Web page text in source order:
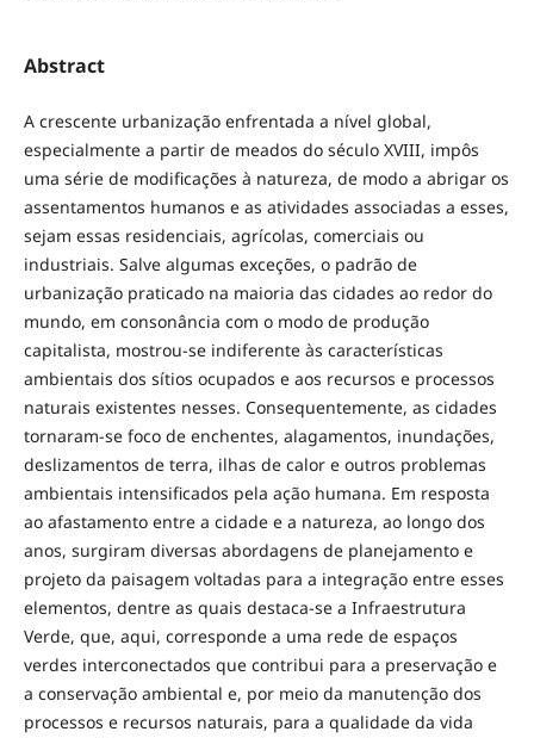
Abstract
A crescente urbanização enfrentada a nível global,
especialmente a partir de meados do século XVIII, impôs
uma série de modificações à natureza, de modo a abrigar os
assentamentos humanos e as atividades associadas a esses,
sejam essas residenciais, agrícolas, comerciais ou
industriais. Salve algumas exceções, o padrão de
urbanização praticado na maioria das cidades ao redor do
mundo, em consonância com o modo de produção
capitalista, mostrou-se indiferente às características
ambientais dos sítios ocupados e aos recursos e processos
naturais existentes nesses. Consequentemente, as cidades
tornaram-se foco de enchentes, alagamentos, inundações,
deslizamentos de terra, ilhas de calor e outros problemas
ambientais intensificados pela ação humana. Em resposta
ao afastamento entre a cidade e a natureza, ao longo dos
anos, surgiram diversas abordagens de planejamento e
projeto da paisagem voltadas para a integração entre esses
elementos, dentre as quais destaca-se a Infraestrutura
Verde, que, aqui, corresponde a uma rede de espaços
verdes interconectados que contribui para a preservação e
a conservação ambiental e, por meio da manutenção dos
processos e recursos naturais, para a qualidade da vida